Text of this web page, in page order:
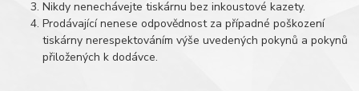
Nikdy nenechávejte tiskárnu bez inkoustové kazety.
Prodávající nenese odpovědnost za případné poškození
tiskárny nerespektováním výše uvedených pokynů a pokynů
přiložených k dodávce.